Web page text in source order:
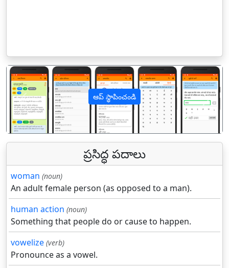
ఆప్ స్థాపించండి
पिछला
ప్రసిద్ధ పదాలు
woman (noun)
An adult female person (as opposed to a man).
human action (noun)
Something that people do or cause to happen.
vowelize (verb)
Pronounce as a vowel.